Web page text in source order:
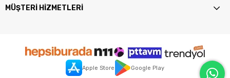
MÜŞTERİ HİZMETLERİ
Apple Store Google Play